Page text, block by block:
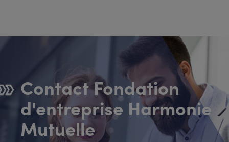
Contact Fondation
d'entreprise Harmonie
Mutuelle